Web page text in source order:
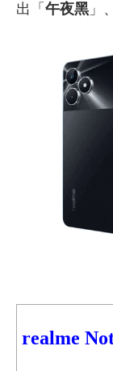
出「 午夜黑 」
realme